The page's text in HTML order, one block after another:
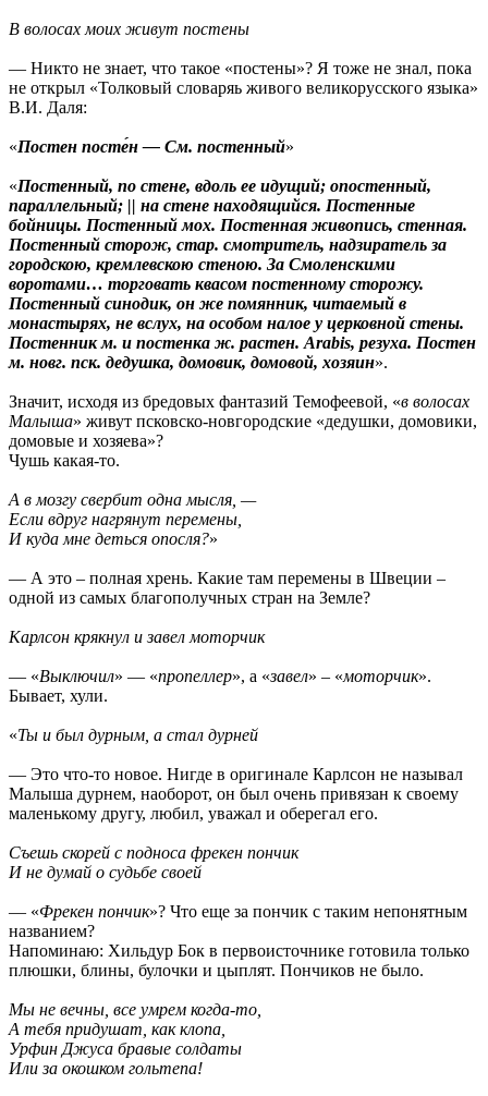
В волосах моих живут постены
— Никто не знает, что такое «постены»? Я тоже не знал, пока
не открыл «Толковый словаряь живого великорусского языка»
В.И. Даля:
«Постен посте́н — См. постенный»
«Постенный, по стене, вдоль ее идущий; опостенный,
параллельный; || на стене находящийся. Постенные
бойницы. Постенный мох. Постенная живопись, стенная.
Постенный сторож, стар. смотритель, надзиратель за
городскою, кремлевскою стеною. За Смоленскими
воротами… торговать квасом постенному сторожу.
Постенный синодик, он же помянник, читаемый в
монастырях, не вслух, на особом налое у церковной стены.
Постенник м. и постенка ж. растен. Arabis, резуха. Постен
м. новг. пск. дедушка, домовик, домовой, хозяин».
Значит, исходя из бредовых фантазий Темофеевой, «в волосах
Малыша» живут псковско-новгородские «дедушки, домовики,
домовые и хозяева»?
Чушь какая-то.
А в мозгу свербит одна мысля, —
Если вдруг нагрянут перемены,
И куда мне деться опосля?»
— А это – полная хрень. Какие там перемены в Швеции –
одной из самых благополучных стран на Земле?
Карлсон крякнул и завел моторчик
— «Выключил» — «пропеллер», а «завел» – «моторчик».
Бывает, хули.
«Ты и был дурным, а стал дурней
— Это что-то новое. Нигде в оригинале Карлсон не называл
Малыша дурнем, наоборот, он был очень привязан к своему
маленькому другу, любил, уважал и оберегал его.
Съешь скорей с подноса фрекен пончик
И не думай о судьбе своей
— «Фрекен пончик»? Что еще за пончик с таким непонятным
названием?
Напоминаю: Хильдур Бок в первоисточнике готовила только
плюшки, блины, булочки и цыплят. Пончиков не было.
Мы не вечны, все умрем когда-то,
А тебя придушат, как клопа,
Урфин Джуса бравые солдаты
Или за окошком гольтепа!